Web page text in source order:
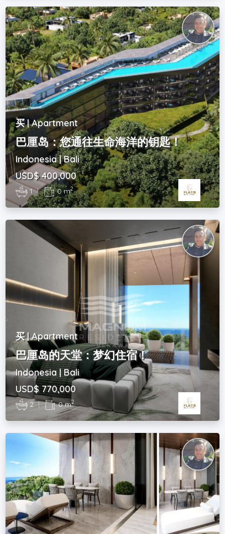
买 | Apartment
巴厘岛：您通往生命海洋的钥匙！
Indonesia | Bali
USD$ 400,000
1 | 0 m2
买 | Apartment
巴厘岛的天堂：梦幻住宿！
Indonesia | Bali
USD$ 770,000
2 | 0 m2